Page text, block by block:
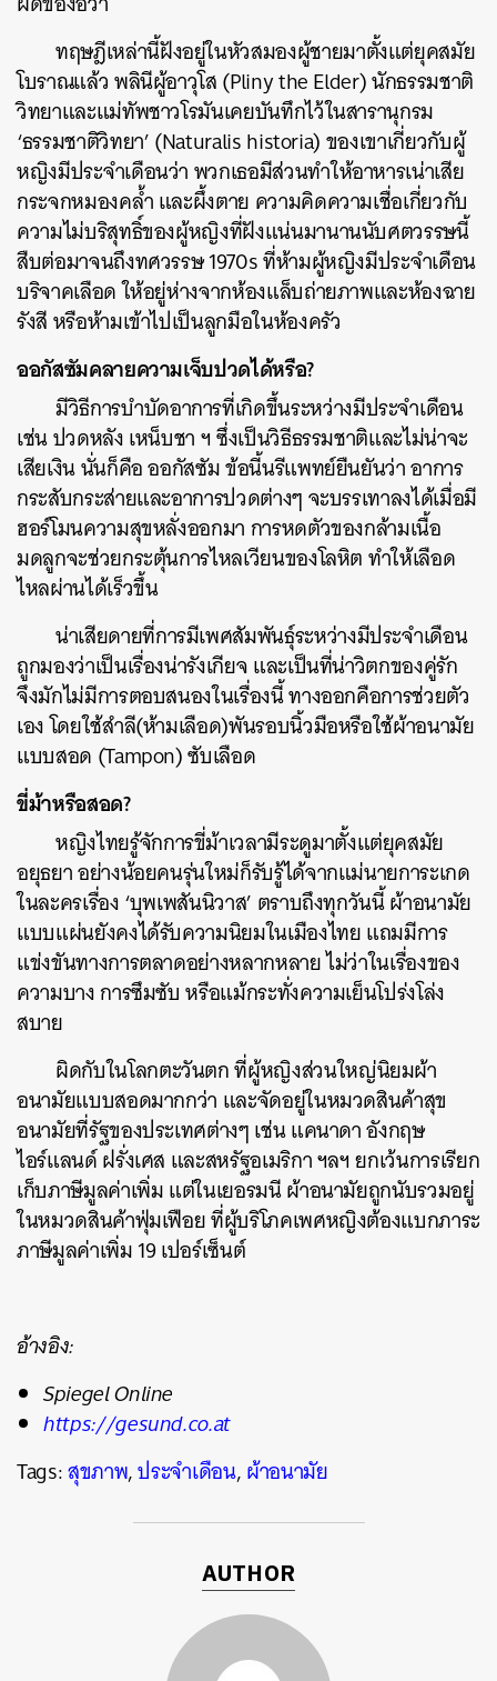
ทฤษฎีเหล่านี้ฝังอยู่ในหัวสมองผู้ชายมาตั้งแต่ยุคสมัย
โบราณแล้ว พลินีผู้อาวุโส (Pliny the Elder) นักธรรมชาติ
วิทยาและแม่ทัพชาวโรมันเคยบันทึกไว้ในสารานุกรม
‘ธรรมชาติวิทยา’ (Naturalis historia) ของเขาเกี่ยวกับผู้
หญิงมีประจำเดือนว่า พวกเธอมีส่วนทำให้อาหารเน่าเสีย
กระจกหมองคล้ำ และผึ้งตาย ความคิดความเชื่อเกี่ยวกับ
ความไม่บริสุทธิ์ของผู้หญิงที่ฝังแน่นมานานนับศตวรรษนี้
สืบต่อมาจนถึงทศวรรษ 1970s ที่ห้ามผู้หญิงมีประจำเดือน
บริจาคเลือด ให้อยู่ห่างจากห้องแล็บถ่ายภาพและห้องฉาย
รังสี หรือห้ามเข้าไปเป็นลูกมือในห้องครัว
ออกัสซัมคลายความเจ็บปวดได้หรือ?
มีวิธีการบำบัดอาการที่เกิดขึ้นระหว่างมีประจำเดือน
เช่น ปวดหลัง เหน็บชา ฯ ซึ่งเป็นวิธีธรรมชาติและไม่น่าจะ
เสียเงิน นั่นก็คือ ออกัสซัม ข้อนี้นรีแพทย์ยืนยันว่า อาการ
กระสับกระส่ายและอาการปวดต่างๆ จะบรรเทาลงได้เมื่อมี
ฮอร์โมนความสุขหลั่งออกมา การหดตัวของกล้ามเนื้อ
มดลูกจะช่วยกระตุ้นการไหลเวียนของโลหิต ทำให้เลือด
ไหลผ่านได้เร็วขึ้น
น่าเสียดายที่การมีเพศสัมพันธุ์ระหว่างมีประจำเดือน
ถูกมองว่าเป็นเรื่องน่ารังเกียจ และเป็นที่น่าวิตกของคู่รัก
จึงมักไม่มีการตอบสนองในเรื่องนี้ ทางออกคือการช่วยตัว
เอง โดยใช้สำลี(ห้ามเลือด)พันรอบนิ้วมือหรือใช้ผ้าอนามัย
แบบสอด (Tampon) ซับเลือด
ขี่ม้าหรือสอด?
หญิงไทยรู้จักการขี่ม้าเวลามีระดูมาตั้งแต่ยุคสมัย
อยุธยา อย่างน้อยคนรุ่นใหม่ก็รับรู้ได้จากแม่นายการะเกด
ในละครเรื่อง ‘บุพเพสันนิวาส’ ตราบถึงทุกวันนี้ ผ้าอนามัย
แบบแผ่นยังคงได้รับความนิยมในเมืองไทย แถมมีการ
แข่งขันทางการตลาดอย่างหลากหลาย ไม่ว่าในเรื่องของ
ความบาง การซึมซับ หรือแม้กระทั่งความเย็นโปร่งโล่ง
สบาย
ผิดกับในโลกตะวันตก ที่ผู้หญิงส่วนใหญ่นิยมผ้า
อนามัยแบบสอดมากกว่า และจัดอยู่ในหมวดสินค้าสุข
อนามัยที่รัฐของประเทศต่างๆ เช่น แคนาดา อังกฤษ
ไอร์แลนด์ ฝรั่งเศส และสหรัฐอเมริกา ฯลฯ ยกเว้นการเรียก
เก็บภาษีมูลค่าเพิ่ม แต่ในเยอรมนี ผ้าอนามัยถูกนับรวมอยู่
ในหมวดสินค้าฟุ่มเฟือย ที่ผู้บริโภคเพศหญิงต้องแบกภาระ
ภาษีมูลค่าเพิ่ม 19 เปอร์เซ็นต์
อ้างอิง:
Spiegel Online
https://gesund.co.at
Tags:สุขภาพ,ประจำเดือน,ผ้าอนามัย
AUTHOR
ค้นหา
SHARE TWEET LINE EMAIL